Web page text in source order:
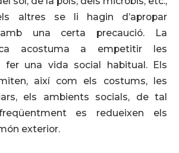
altres se li hagin d’apropar
una certa precaució. La
acostuma a empetitir les
fer una vida social habitual. Els
així com els costums, les
els ambients socials, de tal
es redueixen els
exterior.